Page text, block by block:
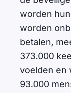
worden
worden
betalen,
373.000
voelden en
93.000